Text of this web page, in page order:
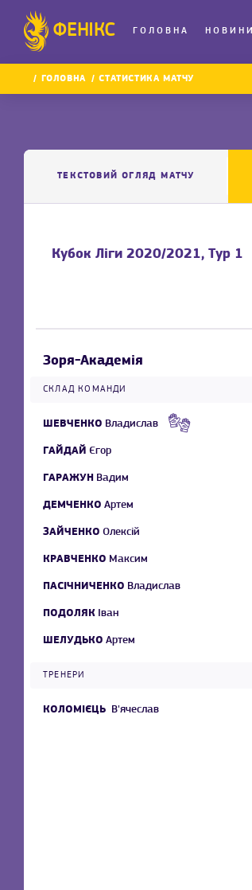
ФЕНІКС ГОЛОВНА НОВИНИ
ГОЛОВНА СТАТИСТИКА МАТЧУ
ТЕКСТОВИЙ ОГЛЯД МАТЧУ
Кубок Ліги 2020/2021, Тур 1
Зоря-Академія
СКЛАД КОМАНДИ
ШЕВЧЕНКО Владислав
ГАЙДАЙ Єгор
ГАРАЖУН Вадим
ДЕМЧЕНКО Артем
ЗАЙЧЕНКО Олексій
КРАВЧЕНКО Максим
ПАСІЧНИЧЕНКО Владислав
ПОДОЛЯК Іван
ШЕЛУДЬКО Артем
ТРЕНЕРИ
КОЛОМІЄЦЬ В'ячеслав